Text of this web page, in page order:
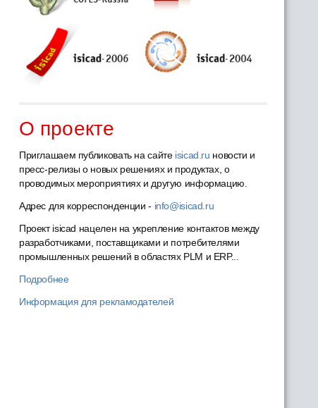
О проекте
Приглашаем публиковать на сайте isicad.ru новости и
пресс-релизы о новых решениях и продуктах, о
проводимых мероприятиях и другую информацию.
Адрес для корреспонденции - info@isicad.ru
Проект isicad нацелен на укрепление контактов между
разработчиками, поставщиками и потребителями
промышленных решений в областях PLM и ERP...
Подробнее
Информация для рекламодателей